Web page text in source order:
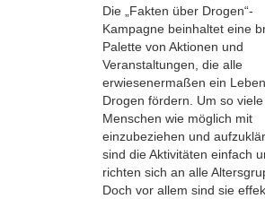
Die „Fakten über Drogen“-
Kampagne beinhaltet eine
Palette von Aktionen und
Veranstaltungen, die alle
erwiesenermaßen ein
Drogen fördern. Um so viele
Menschen wie möglich mit
einzubeziehen und
sind die Aktivitäten einfach
richten sich an alle
Doch vor allem sind sie